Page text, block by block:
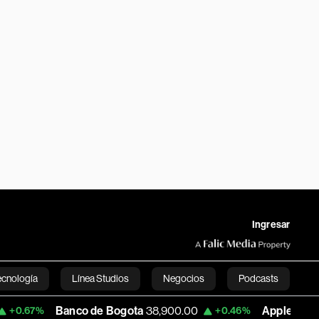
Ingresar
Línea Studios Negocios Podcasts
English
de Bogota 38,900.00 +0.46% Apple 313.99 +0.47%